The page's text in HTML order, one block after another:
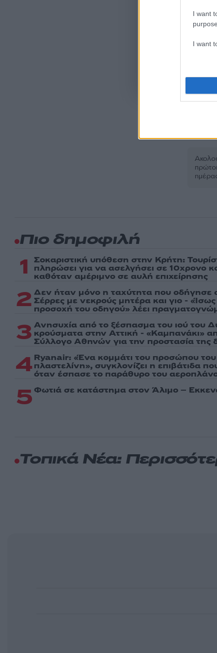
I want
I want
. Το site
Πιο δημοφιλή
1 Σοκαριστική υπόθεση στην Κρήτη:
πληρώσει για να ασελγήσει σε 10χρονο
καθόταν αμέριμνο σε αυλή επιχείρησης
2 Δεν ήταν μόνο η ταχύτητα που οδήγησε
Σέρρες με νεκρούς μητέρα και γιο -
προσοχή του οδηγού» λέει
3 Ανησυχία από το ξέσπασμα του ιού του
κρούσματα στην Αττική - «Καμπανάκι»
Σύλλογο Αθηνών για την προστασία της
4 Ryanair: «Ένα κομμάτι του προσώπου
πλαστελίνη», συγκλονίζει η επιβάτιδα
όταν έσπασε το παράθυρο του
5 Φωτιά σε κατάστημα στον Άλιμο –
Τοπικά Νέα: